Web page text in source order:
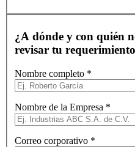
¿A dónde y con quién
revisar tu
Nombre completo *
Nombre de la Empresa *
Correo corporativo *